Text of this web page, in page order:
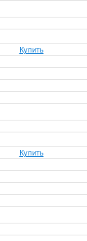
Купить
Купить